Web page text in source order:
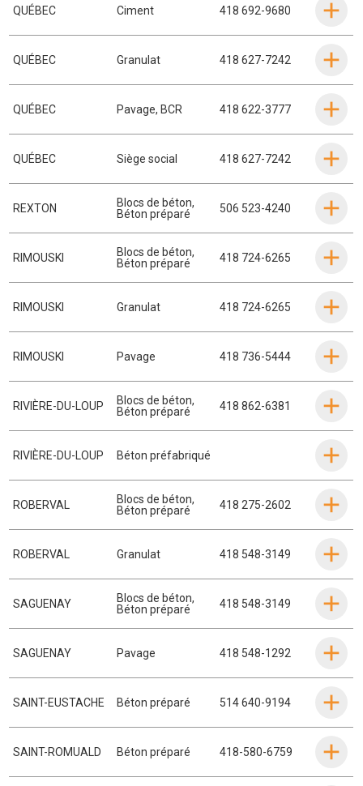
QUÉBEC Ciment 418 692-9680
QUÉBEC Granulat 418 627-7242
QUÉBEC Pavage, BCR 418 622-3777
QUÉBEC Siège social 418 627-7242
REXTON Blocs de béton,
Béton préparé
506 523-4240
RIMOUSKI Blocs de béton,
Béton préparé
418 724-6265
RIMOUSKI Granulat 418 724-6265
RIMOUSKI Pavage 418 736-5444
RIVIÈRE-DU-LOUP Blocs de béton,
Béton préparé
418 862-6381
RIVIÈRE-DU-LOUP Béton préfabriqué
ROBERVAL Blocs de béton,
Béton préparé
418 275-2602
ROBERVAL Granulat 418 548-3149
SAGUENAY Blocs de béton,
Béton préparé
418 548-3149
SAGUENAY Pavage 418 548-1292
SAINT-EUSTACHE Béton préparé 514 640-9194
SAINT-ROMUALD Béton préparé 418-580-6759